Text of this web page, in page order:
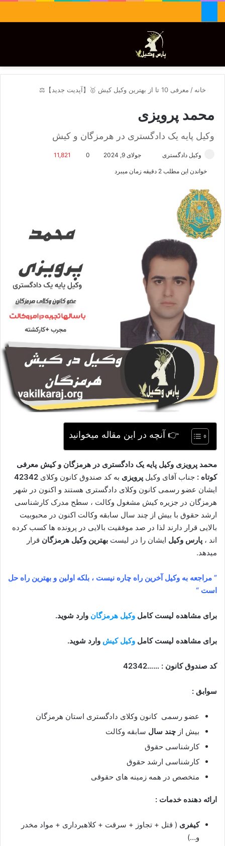
تغییر پوسته
خانه / معرفی 10 تا از بهترین وکیل کیش 🥇【آپدیت جدید】⚖️
محمد پرویزی
وکیل پایه یک دادگستری در هرمزگان و کیش
وکیل دادگستری
م
ل
جولای 9, 2024 0
11,821
خواندن این مطلب 2 دقیقه زمان میبرد
👉 آنچه در این مقاله میخوانید
محمد پرویزی وکیل پایه یک دادگستری در هرمزگان و کیش معرفی
کوتاه : جناب آقای وکیل پرویزی به کد صندوق کانون وکلای 42342
ایشان عضو رسمی کانون وکلای دادگستری هستند و اکنون در شهر
هرمزگان در جزیره کیش مشغول وکالت ، سطح مدرک کارشناسی
ارشد حقوق با بیش از چند سال سابقه وکالت اکنون در محبوبیت
بالایی قرار دارند لذا در صد موفقیت بالایی در پرونده ها کسب کرده
اند ، پارس وکیل ایشان را در لیست بهترین وکیل هرمزگان قرار
میدهد.
” مراجعه به وکیل آخرین راه چاره نیست ، بلکه اولین و بهترین راه حل
است “
برای مشاهده لیست کامل وکیل هرمزگان وارد شوید.
برای مشاهده لیست کامل وکیل کیش وارد شوید.
کد صندوق کانون : ……42342
سوابق :
عضو رسمی کانون وکلای دادگستری استان هرمزگان
بیش از چند سال سابقه وکالت
کارشناسی حقوق
کارشناسی ارشد حقوق
متخصص در همه زمینه های حقوقی
ارائه دهنده خدمات :
کیفری ( قتل + تجاوز + سرقت + کلاهبرداری + مواد مخدر
و…)